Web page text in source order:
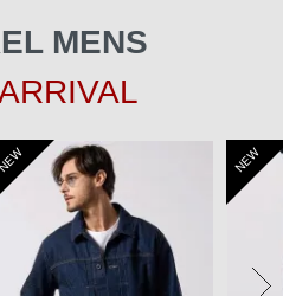
MENS
NEW